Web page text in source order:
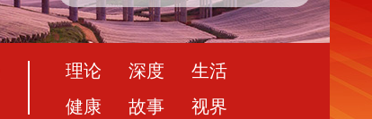
理论 深度
生活
健康
故事 视界